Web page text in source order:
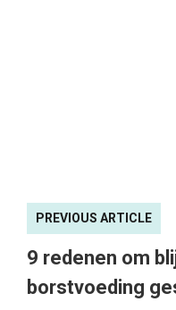
PREVIOUS ARTICLE
9 redenen om
borstvoeding